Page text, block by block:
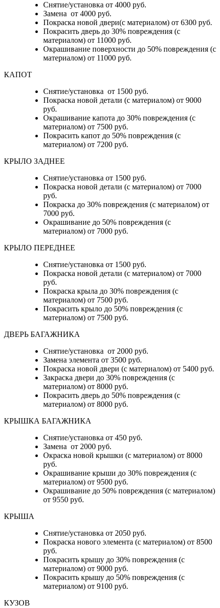
Снятие/установка от 4000 руб.
Замена от 4000 руб.
Покраска новой двери(с материалом) от 6300 руб.
Покрасить дверь до 30% повреждения (с
материалом) от 11000 руб.
Окрашивание поверхности до 50% повреждения (с
материалом) от 11000 руб.
КАПОТ
Снятие/установка от 1500 руб.
Покраска новой детали (с материалом) от 9000
руб.
Окрашивание капота до 30% повреждения (с
материалом) от 7500 руб.
Покрасить капот до 50% повреждения (с
материалом) от 7200 руб.
КРЫЛО ЗАДНЕЕ
Снятие/установка от 1500 руб.
Покраска новой детали (с материалом) от 7000
руб.
Покраска до 30% повреждения (с материалом) от
7000 руб.
Окрашивание до 50% повреждения (с
материалом) от 7000 руб.
КРЫЛО ПЕРЕДНЕЕ
Снятие/установка от 1500 руб.
Покраска новой детали (с материалом) от 7000
руб.
Покраска крыла до 30% повреждения (с
материалом) от 7500 руб.
Покрасить крыло до 50% повреждения (с
материалом) от 7500 руб.
ДВЕРЬ БАГАЖНИКА
Снятие/установка от 2000 руб.
Замена элемента от 3500 руб.
Покраска новой двери (с материалом) от 5400 руб.
Закраска двери до 30% повреждения (с
материалом) от 8000 руб.
Покрасить дверь до 50% повреждения (с
материалом) от 8000 руб.
КРЫШКА БАГАЖНИКА
Снятие/установка от 450 руб.
Замена от 2000 руб.
Окраска новой крышки (с материалом) от 8000
руб.
Окрашивание крыши до 30% повреждения (с
материалом) от 9500 руб.
Окрашивание до 50% повреждения (с материалом)
от 9550 руб.
КРЫША
Снятие/установка от 2050 руб.
Покраска нового элемента (с материалом) от 8500
руб.
Покрасить крышу до 30% повреждения (с
материалом) от 9000 руб.
Покрасить крышу до 50% повреждения (с
материалом) от 9100 руб.
КУЗОВ